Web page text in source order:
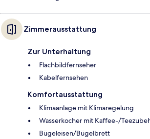
Zimmerausstattung
Zur Unterhaltung
Flachbildfernseher
Kabelfernsehen
Komfortausstattung
Klimaanlage mit Klimaregelung
Wasserkocher mit Kaffee-/
Bügeleisen/Bügelbrett